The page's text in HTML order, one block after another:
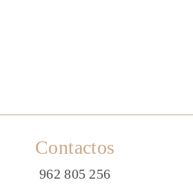
Contactos
962 805 256